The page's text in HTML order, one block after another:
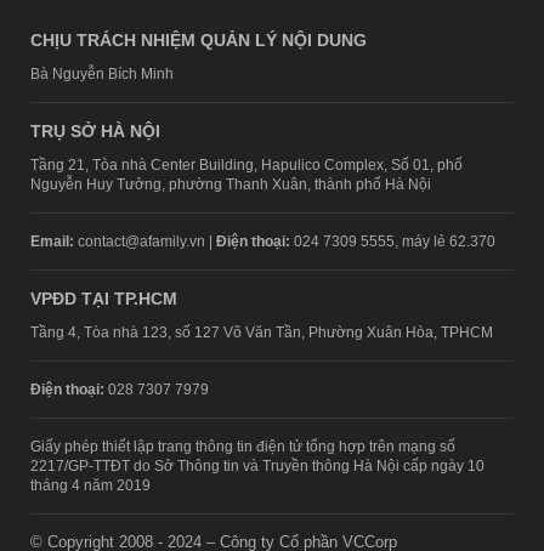
CHỊU TRÁCH NHIỆM QUẢN LÝ NỘI DUNG
Bà Nguyễn Bích Minh
TRỤ SỞ HÀ NỘI
Tầng 21, Tòa nhà Center Building, Hapulico Complex, Số 01, phố
Nguyễn Huy Tưởng, phường Thanh Xuân, thành phố Hà Nội
Email: contact@afamily.vn | Điện thoại: 024 7309 5555, máy lẻ 62.370
VPĐD TẠI TP.HCM
Tầng 4, Tòa nhà 123, số 127 Võ Văn Tần, Phường Xuân Hòa, TPHCM
Điện thoại: 028 7307 7979
Giấy phép thiết lập trang thông tin điện tử tổng hợp trên mạng số
2217/GP-TTĐT do Sở Thông tin và Truyền thông Hà Nội cấp ngày 10
tháng 4 năm 2019
© Copyright 2008 - 2024 – Công ty Cổ phần VCCorp